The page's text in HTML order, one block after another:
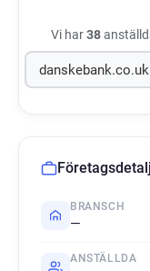
Vi har38
BRANSCH
—
ANSTÄLLDA